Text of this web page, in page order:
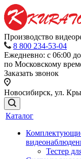
Производство
8 800 234-53-04
Ежедневно: с 06:00
по Московскому
Заказать звонок
Новосибирск, ул.
Каталог
Тестер